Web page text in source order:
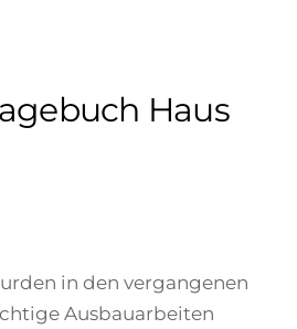
Haus
in den vergangenen
Ausbauarbeiten